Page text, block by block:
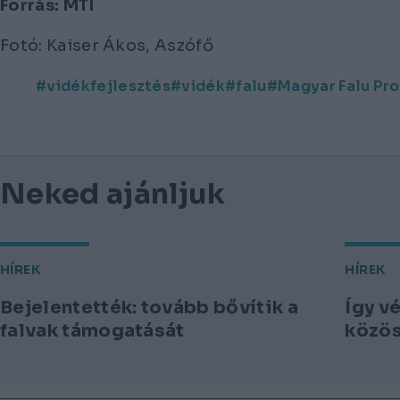
Forrás: MTI
Fotó: Kaiser Ákos, Aszófő
vidékfejlesztés vidék falu Magyar Falu
Neked ajánljuk
HÍREK
Bejelentették: tovább bővítik a
falvak támogatását
HÍREK
Így